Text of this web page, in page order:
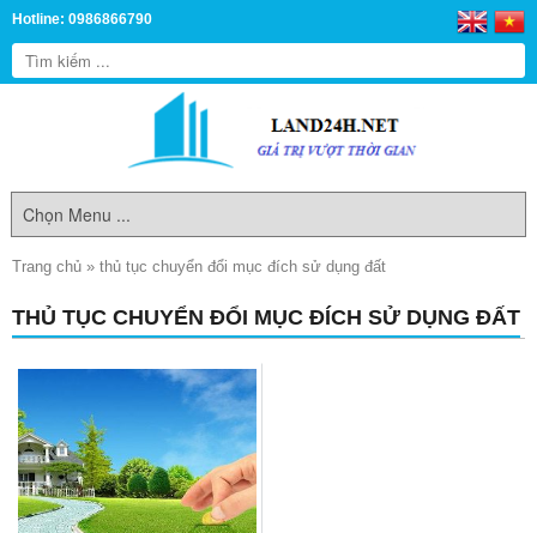
Hotline: 0986866790
Trang chủ » thủ tục chuyển đổi mục đích sử dụng đất
THỦ TỤC CHUYỂN ĐỔI MỤC ĐÍCH SỬ DỤNG ĐẤT